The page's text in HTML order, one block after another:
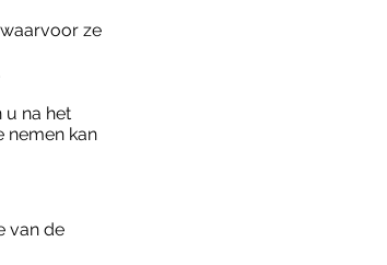
ze
u na het
nemen kan
van de